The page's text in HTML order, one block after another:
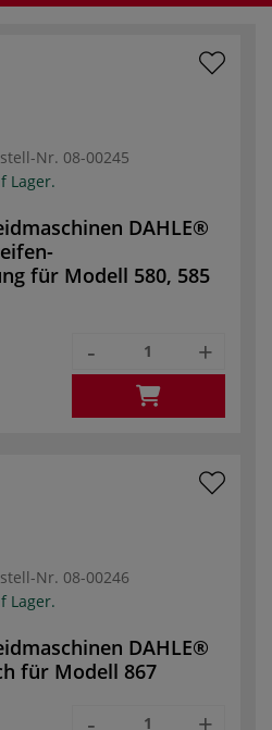
Nr. 08-00245
Lager.
DAHLE®
für Modell 580, 585
- +
Nr. 08-00246
Lager.
DAHLE®
für Modell 867
- +